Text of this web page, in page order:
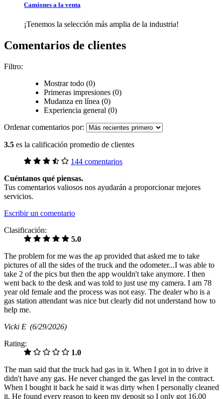
Camiones a la venta
¡Tenemos la selección más amplia de la industria!
Comentarios de clientes
Filtro:
Mostrar todo (0)
Primeras impresiones (0)
Mudanza en línea (0)
Experiencia general (0)
Ordenar comentarios por:
3.5 es la calificación promedio de clientes
144 comentarios
Cuéntanos qué piensas.
Tus comentarios valiosos nos ayudarán a proporcionar mejores
servicios.
Escribir un comentario
Clasificación:
5.0
The problem for me was the ap provided that asked me to take
pictures of all the sides of the truck and the odometer...I was able to
take 2 of the pics but then the app wouldn't take anymore. I then
went back to the desk and was told to just use my camera. I am 78
year old female and the process was not easy. The dealer who is a
gas station attendant was nice but clearly did not understand how to
help me.
Vicki E (6/29/2026)
Rating:
1.0
The man said that the truck had gas in it. When I got in to drive it
didn't have any gas. He never changed the gas level in the contract.
When I bought it back he said it was dirty when I personally cleaned
it. He found every reason to keep my deposit so I only got 16.00